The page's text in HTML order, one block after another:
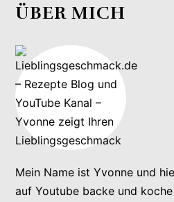
ÜBER MICH
Mein Name ist Yvonne und
auf Youtube backe und